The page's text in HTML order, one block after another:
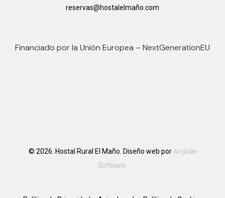
reservas@hostalelmaño.com
Financiado por la Unión Europea – NextGenerationEU
© 2026. Hostal Rural El Maño. Diseño web porAngular
Software.